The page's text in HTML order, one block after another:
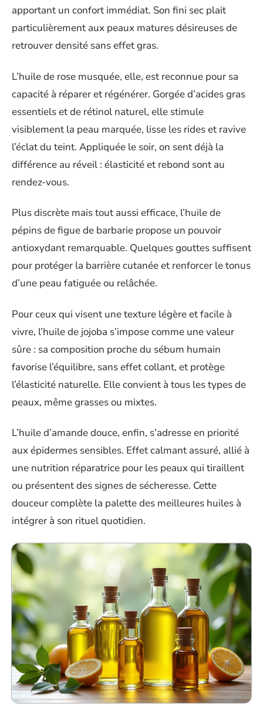
apportant un confort immédiat. Son fini sec plait
particulièrement aux peaux matures désireuses de
retrouver densité sans effet gras.
L’huile de rose musquée, elle, est reconnue pour sa
capacité à réparer et régénérer. Gorgée d’acides gras
essentiels et de rétinol naturel, elle stimule
visiblement la peau marquée, lisse les rides et ravive
l’éclat du teint. Appliquée le soir, on sent déjà la
différence au réveil : élasticité et rebond sont au
rendez-vous.
Plus discrète mais tout aussi efficace, l’huile de
pépins de figue de barbarie propose un pouvoir
antioxydant remarquable. Quelques gouttes suffisent
pour protéger la barrière cutanée et renforcer le tonus
d’une peau fatiguée ou relâchée.
Pour ceux qui visent une texture légère et facile à
vivre, l’huile de jojoba s’impose comme une valeur
sûre : sa composition proche du sébum humain
favorise l’équilibre, sans effet collant, et protège
l’élasticité naturelle. Elle convient à tous les types de
peaux, même grasses ou mixtes.
L’huile d’amande douce, enfin, s’adresse en priorité
aux épidermes sensibles. Effet calmant assuré, allié à
une nutrition réparatrice pour les peaux qui tiraillent
ou présentent des signes de sécheresse. Cette
douceur complète la palette des meilleures huiles à
intégrer à son rituel quotidien.